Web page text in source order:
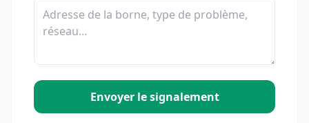
Envoyer le signalement